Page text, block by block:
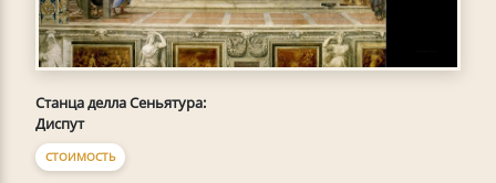
Станца делла Сеньятура:
Диспут
СТОИМОСТЬ